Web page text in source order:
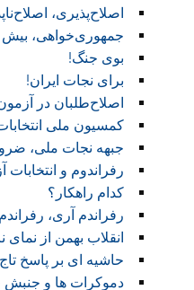
اصلاح‌پذیری،
جمهوری‌خواهی، بیش
بوی جنگ!
برای نجات ایران!
اصلاح‌طلبان در
کمسیون ملی
جبهه نجات ملی،
رفراندوم و انتخابات
کدام راهکار؟
رفراندم آری،
انقلاب بهمن از نمای
حاشیه ای بر پاسخ
دموکرات ها و جنبش